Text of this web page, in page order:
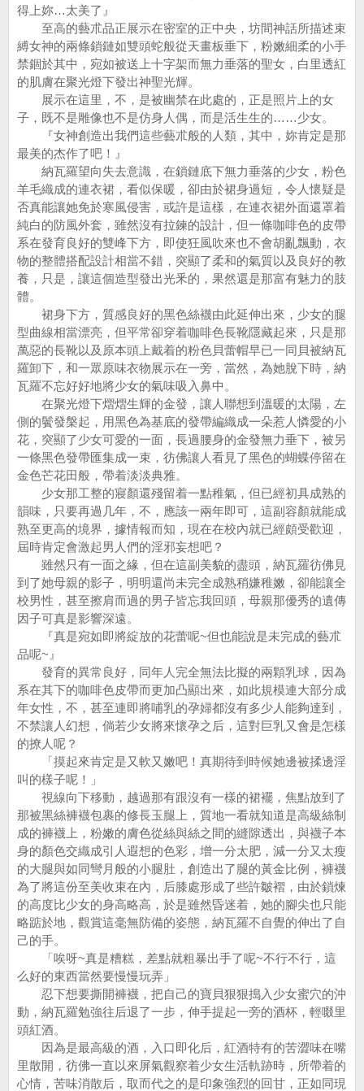
得上妳…太美了』
至高的藝朮品正展示在密室的正中央，坊間神話所描述束
縛女神的兩條鎖鏈如雙頭蛇般從天畫板垂下，粉嫩細柔的小手
禁錮於其中，宛如被送上十字架而無力垂落的聖女，白里透紅
的肌膚在聚光燈下發出神聖光輝。
展示在這里，不，是被幽禁在此處的，正是照片上的女
子，既不是雕像也不是仿身人偶，而是活生生的……少女。
『女神創造出我們這些藝朮般的人類，其中，妳肯定是那
最美的杰作了吧！』
納瓦羅望向失去意識，在鎖鏈底下無力垂落的少女，粉色
羊毛織成的連衣裙，看似保暖，卻由於裙身過短，令人懷疑是
否真能讓她免於寒風侵害，或許是這樣，在連衣裙外面還罩着
純白的防風外套，雖然沒有拉鍊的設計，但一條咖啡色的皮帶
系在發育良好的雙峰下方，即使狂風吹來也不會胡亂飄動，衣
物的整體搭配設計相當不錯，突顯了柔和的氣質以及良好的教
養，只是，讓這個造型發出光釆的，果然還是那富有魅力的肢
體。
裙身下方，質感良好的黑色絲襪由此延伸出來，少女的腿
型曲線相當漂亮，但平常卻穿着咖啡色長靴隱藏起來，只是那
萬惡的長靴以及原本頭上戴着的粉色貝蕾帽早已一同貝被納瓦
羅卸下，和一眾原味衣物展示在一旁，當然，為她脫下時，納
瓦羅不忘好好地將少女的氣味吸入鼻中。
在聚光燈下熠熠生輝的金發，讓人聯想到溫暖的太陽，左
側的鬢發槃起，用黑色為基底的發帶編織成一朵惹人憐愛的小
花，突顯了少女可愛的一面，長過腰身的金發無力垂下，被另
一條黑色發帶匯集成一束，彷佛讓人看見了黑色的蝴蝶停留在
金色芒花田般，帶着淡淡典雅。
少女那工整的寢顏還殘留着一點稚氣，但已經初具成熟的
韻味，只要再過几年，不，應該一兩年即可，這副容顏就能成
熟至更高的境界，據情報而知，現在在校內就已經頗受歡迎，
屆時肯定會激起男人們的淫邪妄想吧？
雖然只有一面之緣，但在這副美貌的盡頭，納瓦羅彷佛見
到了她母親的影子，明明還尚未完全成熟稍嫌稚嫩，卻能讓全
校男性，甚至擦肩而過的男子皆忘我回頭，母親那優秀的遺傳
因子可真是影響深遠。
『真是宛如即將綻放的花蕾呢~但也能說是未完成的藝朮
品呢~』
發育的異常良好，同年人完全無法比擬的兩顆乳球，因為
系在其下的咖啡色皮帶而更加凸顯出來，如此規模連大部分成
年女性，不，甚至連即將哺乳的孕婦都沒有多少人能夠達到，
不禁讓人幻想，倘若少女將來懷孕之后，這對巨乳又會是怎樣
的撩人呢？
「摸起來肯定是又軟又嫩吧！真期待到時候她邊被揉邊淫
叫的樣子呢！」
視線向下移動，越過那有跟沒有一樣的裙襬，焦點放到了
那被黑絲褲襪包裹的修長玉腿上，質地一看就知道是高級絲制
成的褲襪上，粉嫩的膚色從絲與絲之間的縫隙透出，與襪子本
身的顏色交織成引人遐想的色彩，增一分太肥，減一分又太瘦
的大腿與如同彎月般的小腿肚，創造出了腿的黃金比例，褲襪
為了將這份至美收束在內，后膝處形成了些許皺褶，由於鎖煉
的高度比少女的身高略高，於是雖然昏迷着，她的腳尖也只能
略踮於地，觀賞這毫無防備的姿態，納瓦羅不自覺的伸出了自
己的手。
「唉呀~真是糟糕，差點就粗暴出手了呢~不行不行，這
么好的東西當然要慢慢玩弄」
忍下想要撕開褲襪，把自己的寶貝狠狠搗入少女蜜穴的沖
動，納瓦羅勉強往后退了一步，伸手提起一旁的酒杯，輕啜里
頭紅酒。
因為是最高級的酒，入口即化后，紅酒特有的苦澀味在嘴
里散開，彷佛一直以來屏氣觀察着少女生活軌跡時，所帶着的
心情，苦味消散后，取而代之的是印象強烈的回甘，正如同現